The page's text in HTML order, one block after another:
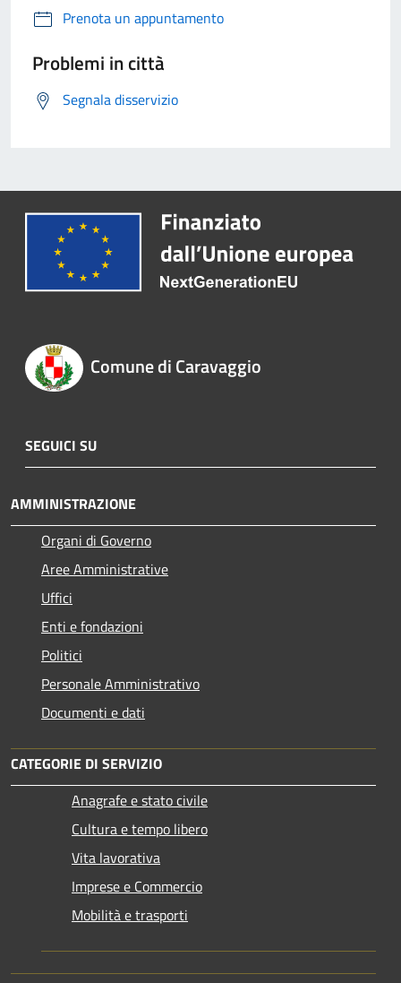
Prenota un appuntamento
Problemi in città
Segnala disservizio
Comune di Caravaggio
SEGUICI SU
AMMINISTRAZIONE
Organi di Governo
Aree Amministrative
Uffici
Enti e fondazioni
Politici
Personale Amministrativo
Documenti e dati
CATEGORIE DI SERVIZIO
Anagrafe e stato civile
Cultura e tempo libero
Vita lavorativa
Imprese e Commercio
Mobilità e trasporti